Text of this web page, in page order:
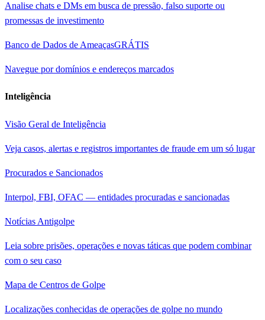
Analise chats e DMs em busca de pressão, falso suporte ou
promessas de investimento
Banco de Dados de AmeaçasGRÁTIS
Navegue por domínios e endereços marcados
Inteligência
Visão Geral de Inteligência
Veja casos, alertas e registros importantes de fraude em um só lugar
Procurados e Sancionados
Interpol, FBI, OFAC — entidades procuradas e sancionadas
Notícias Antigolpe
Leia sobre prisões, operações e novas táticas que podem combinar
com o seu caso
Mapa de Centros de Golpe
Localizações conhecidas de operações de golpe no mundo